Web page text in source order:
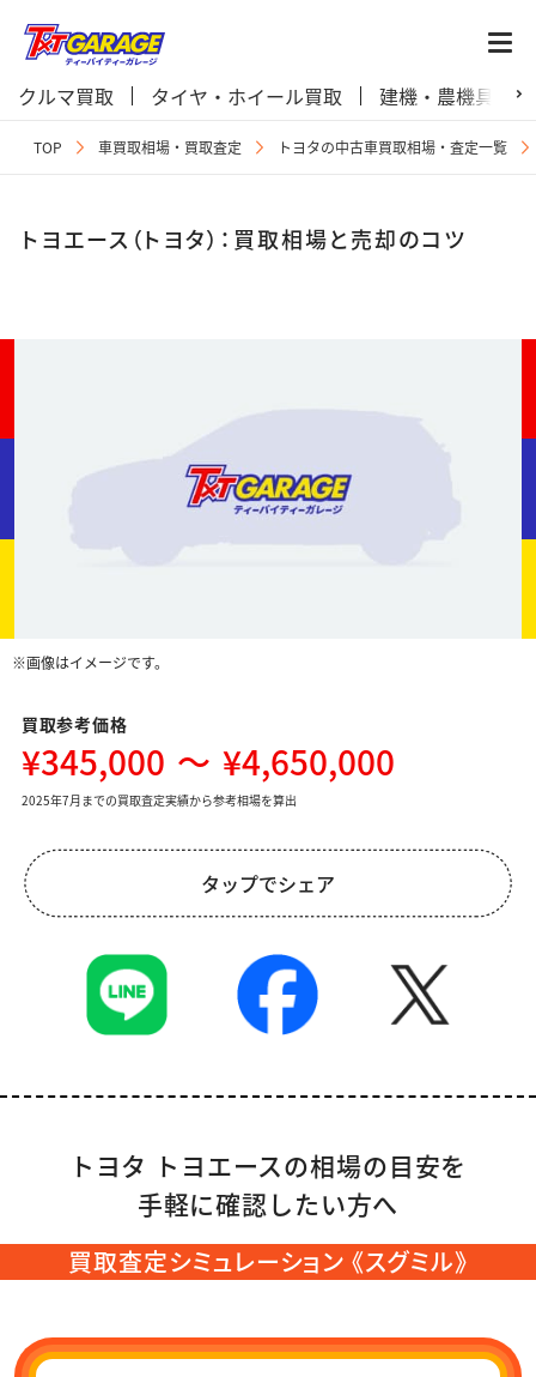
クルマ買取 タイヤ・ホイール買取 建機・農機具買取
TOP 車買取相場・買取査定 トヨタの中古車買取相場・査定一覧
トヨエース（トヨタ）：買取相場と売却のコツ
※画像はイメージです。
買取参考価格
¥345,000 ～ ¥4,650,000
2025年7月までの買取査定実績から参考相場を算出
タップでシェア
トヨタ トヨエースの相場の目安を
手軽に確認したい方へ
買取査定シミュレーション 《スグミル》